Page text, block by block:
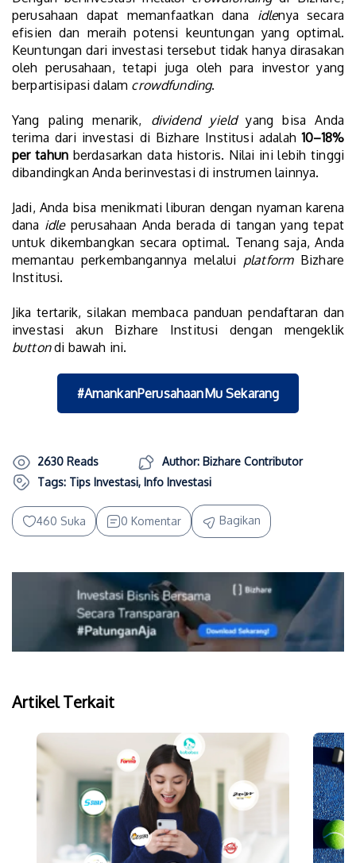
perusahaan dapat memanfaatkan dana idlenya secara
efisien dan meraih potensi keuntungan yang optimal.
Keuntungan dari investasi tersebut tidak hanya dirasakan
oleh perusahaan, tetapi juga oleh para investor yang
berpartisipasi dalam crowdfunding.
Yang paling menarik, dividend yieldyang bisa Anda
terima dari investasi di Bizhare Institusi adalah10–18%
per tahun berdasarkan data historis. Nilai ini lebih tinggi
dibandingkan Anda berinvestasi di instrumen lainnya.
Jadi, Anda bisa menikmati liburan dengan nyaman karena
dana idleperusahaan Anda berada di tangan yang tepat
untuk dikembangkan secara optimal. Tenang saja, Anda
memantau perkembangannya melalui platformBizhare
Institusi.
Jika tertarik, silakan membaca panduan pendaftaran dan
investasi akun Bizhare Institusi dengan mengeklik
buttondi bawah ini.
#AmankanPerusahaanMu Sekarang
2630 Reads
Author: Bizhare Contributor
Tags: Tips Investasi, Info Investasi
460 Suka 0 Komentar Bagikan
Artikel Terkait